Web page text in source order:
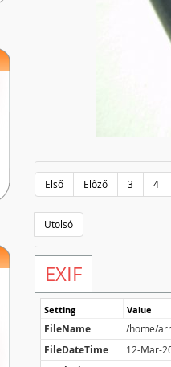
Első Előző 3 4
Utolsó
EXIF
Setting Value
FileName /home/
FileDateTime 12-Mar-